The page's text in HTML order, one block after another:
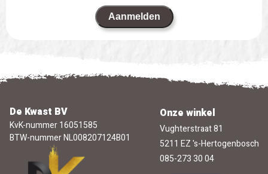
Aanmelden
De Kwast BV
KvK-nummer 16051585
BTW-nummer NL008207124B01
Onze winkel
Vughterstraat 81
5211 EZ 's-Hertogenbosch
085-273 30 04